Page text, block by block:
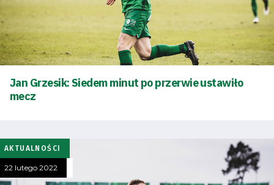
Jan Grzesik: Siedem minut po przerwie ustawiło
mecz
AKTUALNOŚCI
22 lutego 2022